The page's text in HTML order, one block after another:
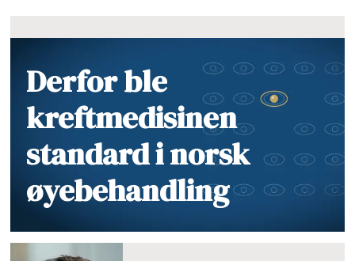
Derfor ble
kreftmedisinen
standard i norsk
øyebehandling